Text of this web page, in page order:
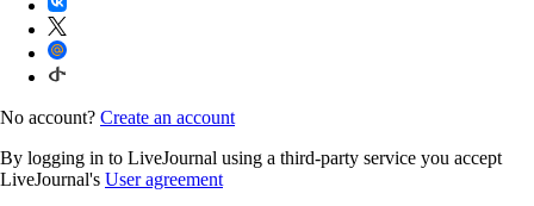
No account? Create an account
By logging in to LiveJournal using a third-party service you accept
LiveJournal's User agreement